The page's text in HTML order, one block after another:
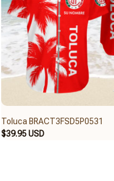
Toluca BRACT3FSD5P0531
$39.95 USD